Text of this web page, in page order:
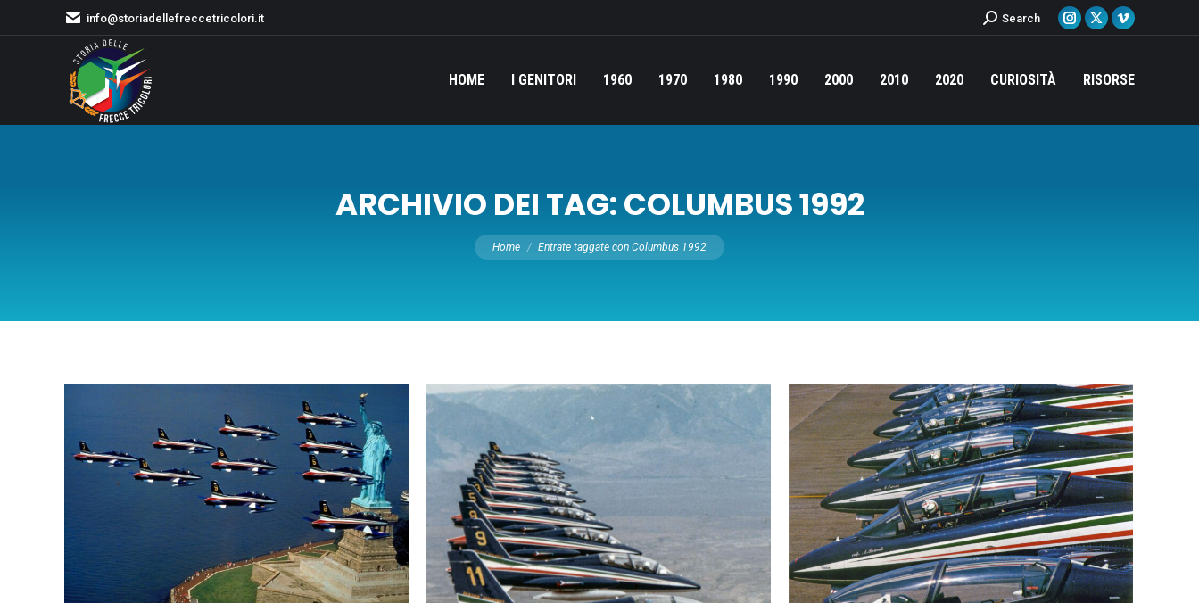
info@storiadellefreccetricolori.it Cerca:Search
Instagram
opens
new
X
opens
new
Vimeo
opens
new
HOME I GENITORI 1960 1970 1980 1990 2000 2010 2020 CURIOSITÀ RISORSE
ARCHIVIO DEI TAG:COLUMBUS 1992
Tu sei qui:
Home Entrate taggate con Columbus 1992